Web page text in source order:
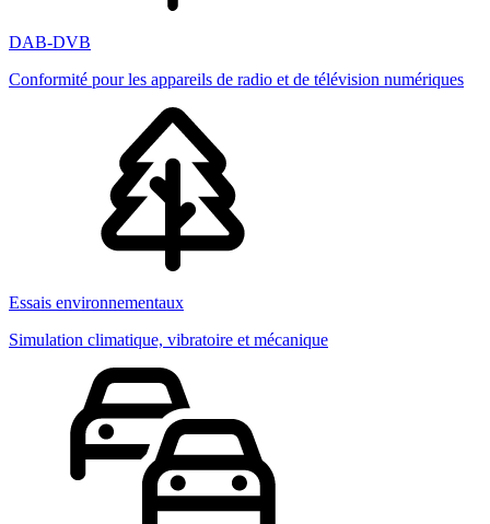
DAB-DVB
Conformité pour les appareils de radio et de télévision numériques
Essais environnementaux
Simulation climatique, vibratoire et mécanique